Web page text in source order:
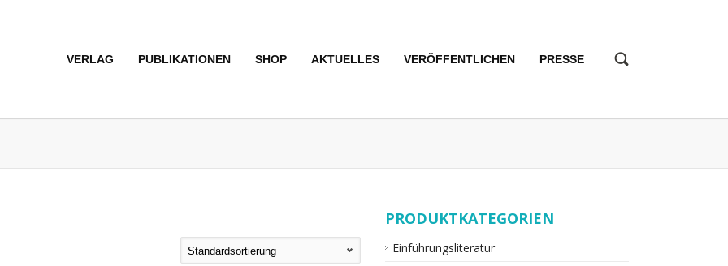
VERLAG PUBLIKATIONEN SHOP AKTUELLES VERÖFFENTLICHEN PRESSE
PRODUKTKATEGORIEN
Einführungsliteratur